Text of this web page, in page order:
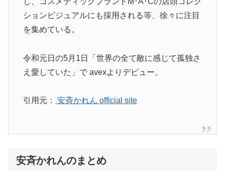
ションビジュアルにも採用される等、徐々に注目
を集めている。
令和元日の5月1日「世界の全て敵に感じて孤独さ
え愛していた」で avexよりデビュー。
引用元： 安斉かれん official site
安斉かれんのまとめ